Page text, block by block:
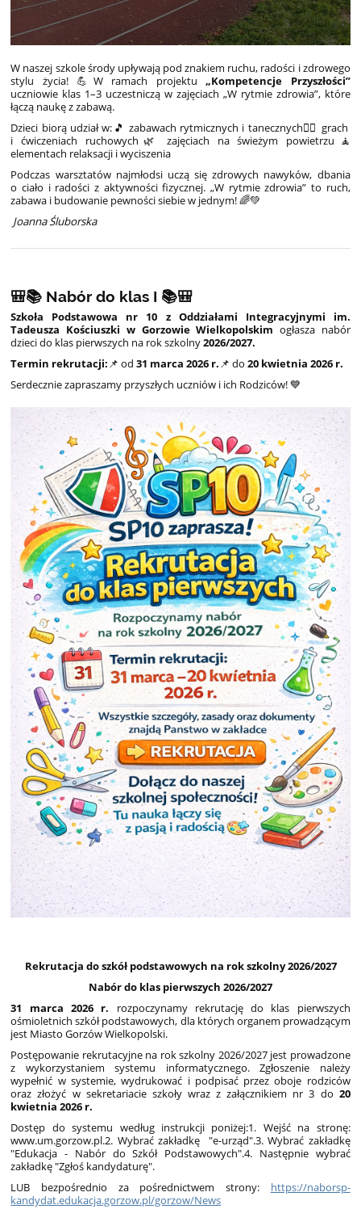
W naszej szkole środy upływają pod znakiem ruchu, radości i zdrowego
stylu życia! 💪W ramach projektu„Kompetencje Przyszłości”
uczniowie klas 1–3 uczestniczą w zajęciach „W rytmie zdrowia”, które
łączą naukę z zabawą.
Dzieci biorą udział w:🎵 zabawach rytmicznych i tanecznych🏃‍♂️ grach
i ćwiczeniach ruchowych🌿 zajęciach na świeżym powietrzu🧘
elementach relaksacji i wyciszenia
Podczas warsztatów najmłodsi uczą się zdrowych nawyków, dbania
o ciało i radości z aktywności fizycznej. „W rytmie zdrowia” to ruch,
zabawa i budowanie pewności siebie w jednym! 🌈💚
Joanna Śluborska
🎒📚 Nabór do klas I 📚🎒
Szkoła Podstawowa nr 10 z Oddziałami Integracyjnymi
im.
Tadeusza Kościuszki w Gorzowie Wielkopolskim ogłasza nabór
dzieci do klas pierwszych na rok szkolny2026/2027.
Termin rekrutacji:📌 od31 marca 2026 r.📌 do20 kwietnia 2026 r.
Serdecznie zapraszamy przyszłych uczniów i ich Rodziców! 💙
Rekrutacja do szkół podstawowych na rok szkolny 2026/2027
Nabór do klas pierwszych 2026/2027
31 marca 2026 r.
rozpoczynamy rekrutację do klas pierwszych
ośmioletnich szkół podstawowych, dla których organem prowadzącym
jest Miasto Gorzów Wielkopolski.
Postępowanie rekrutacyjne na rok szkolny 2026/2027 jest prowadzone
z wykorzystaniem systemu informatycznego. Zgłoszenie należy
wypełnić w systemie, wydrukować i podpisać przez oboje rodziców
oraz złożyć w sekretariacie szkoły wraz zzałącznikiem nr 3 do 20
kwietnia 2026 r.
Dostęp do systemu według instrukcji poniżej:1. Wejść na stronę:
www.um.gorzow.pl.2. Wybrać zakładkę "e-urząd".3. Wybrać zakładkę
"Edukacja - Nabór do Szkół Podstawowych".4. Następnie wybrać
zakładkę "Zgłoś kandydaturę".
LUB bezpośrednio za pośrednictwem strony: https://naborsp-
kandydat.edukacja.gorzow.pl/gorzow/News